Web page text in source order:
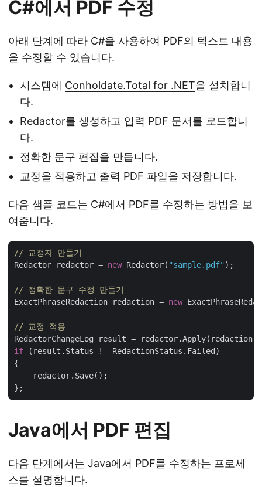
C#에서 PDF 수정
아래 단계에 따라 C#을 사용하여 PDF의 텍스트 내용
을 수정할 수 있습니다.
시스템에 Conholdate.Total for .NET을 설치합니
다.
Redactor를 생성하고 입력 PDF 문서를 로드합니
다.
정확한 문구 편집을 만듭니다.
교정을 적용하고 출력 PDF 파일을 저장합니다.
다음 샘플 코드는 C#에서 PDF를 수정하는 방법을 보
여줍니다.
// 교정자 만들기
Redactor redactor = new Redactor( "sample.pdf" );
// 정확한 문구 수정 만들기
ExactPhraseRedaction redaction = new
// 교정 적용
if (result.Status != RedactionStatus.Failed)
{
    redactor.Save();
Java에서 PDF 편집
다음 단계에서는 Java에서 PDF를 수정하는 프로세
스를 설명합니다.